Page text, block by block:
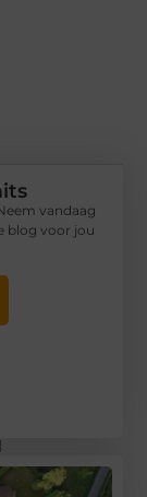
vandaag
blog voor jou